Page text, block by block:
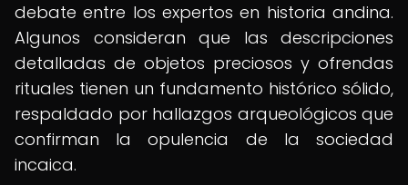
debate entre los expertos en historia andina.
Algunos consideran que las descripciones
detalladas de objetos preciosos y ofrendas
rituales tienen un fundamento histórico sólido,
respaldado por hallazgos arqueológicos que
confirman la opulencia de la sociedad
incaica.